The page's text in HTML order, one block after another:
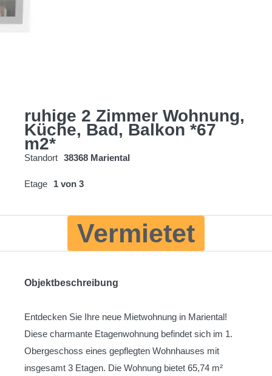
ruhige 2 Zimmer Wohnung,
Küche, Bad, Balkon *67
m2*
Standort 38368 Mariental
Etage 1 von 3
Vermietet
Objektbeschreibung
Entdecken Sie Ihre neue Mietwohnung in Mariental!
Diese charmante Etagenwohnung befindet sich im 1.
Obergeschoss eines gepflegten Wohnhauses mit
insgesamt 3 Etagen. Die Wohnung bietet 65,74 m²